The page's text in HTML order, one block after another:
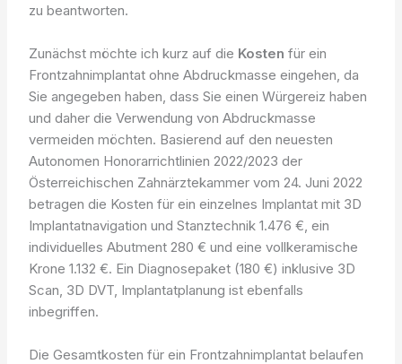
zu beantworten.
Zunächst möchte ich kurz auf die Kosten für ein
Frontzahnimplantat ohne Abdruckmasse eingehen, da
Sie angegeben haben, dass Sie einen Würgereiz haben
und daher die Verwendung von Abdruckmasse
vermeiden möchten. Basierend auf den neuesten
Autonomen Honorarrichtlinien 2022/2023 der
Österreichischen Zahnärztekammer vom 24. Juni 2022
betragen die Kosten für ein einzelnes Implantat mit 3D
Implantatnavigation und Stanztechnik 1.476 €, ein
individuelles Abutment 280 € und eine vollkeramische
Krone 1.132 €. Ein Diagnosepaket (180 €) inklusive 3D
Scan, 3D DVT, Implantatplanung ist ebenfalls
inbegriffen.
Die Gesamtkosten für ein Frontzahnimplantat belaufen